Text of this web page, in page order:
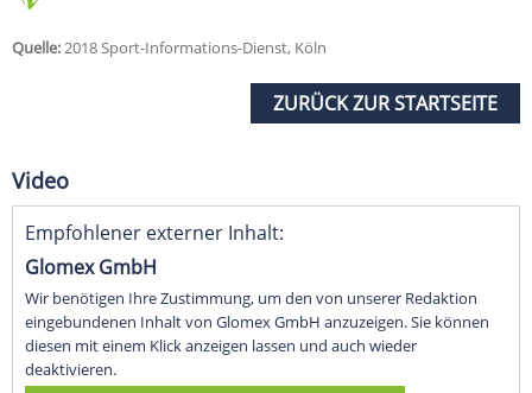
Quelle:2018 Sport-Informations-Dienst, Köln
ZURÜCK ZUR STARTSEITE
Video
Empfohlener externer Inhalt:
Glomex GmbH
Wir benötigen Ihre Zustimmung, um den von unserer Redaktion
eingebundenen Inhalt von Glomex GmbH anzuzeigen. Sie können
diesen mit einem Klick anzeigen lassen und auch wieder
deaktivieren.